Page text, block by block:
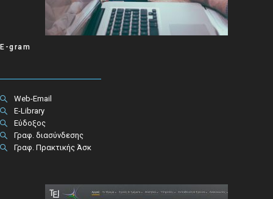
E-gram
Web-Email
E-Library
Εύδοξος
Γραφ. διασύνδεσης
Γραφ. Πρακτικής Άσκ